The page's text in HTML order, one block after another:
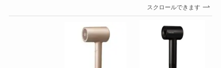
スクロールできます